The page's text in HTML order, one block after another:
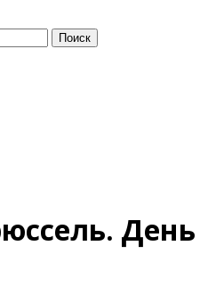
День